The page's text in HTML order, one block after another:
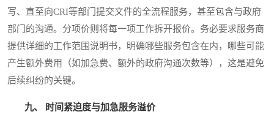
写、直至向CRI等部门提交文件的全流程服务，甚至包含与政府
部门的沟通。分项价则将每一项工作拆开报价。务必要求服务商
提供详细的工作范围说明书，明确哪些服务包含在内，哪些可能
产生额外费用（如加急费、额外的政府沟通次数等），这是避免
后续纠纷的关键。
九、 时间紧迫度与加急服务溢价